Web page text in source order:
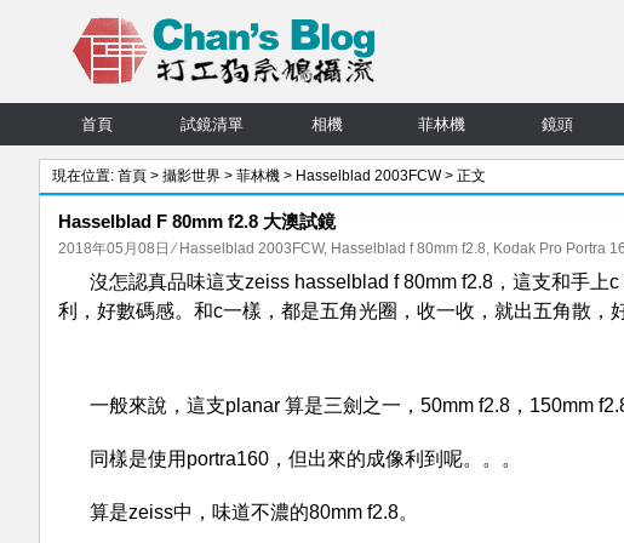
首頁 試鏡清單 相機 菲林機 鏡頭
現在位置: 首頁 > 攝影世界 > 菲林機 > Hasselblad 2003FCW> 正文
Hasselblad F 80mm f2.8 大澳試鏡
2018年05月08日 ⁄ Hasselblad 2003FCW, Hasselblad f 80mm f2.8, Kodak Pro Portra
沒怎認真品味這支zeiss hasselblad f 80mm f2.8，這支和手
利，好數碼感。和c一樣，都是五角光圈，收一收，就出五角散，
一般來說，這支planar 算是三劍之一，50mm f2.8，150mm
同樣是使用portra160，但出來的成像利到呢。。。
算是zeiss中，味道不濃的80mm f2.8。